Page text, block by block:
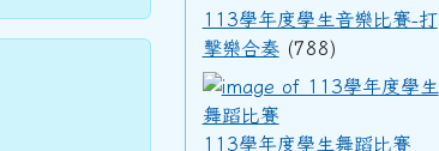
113學年度學生音樂比賽-打
擊樂合奏(788)
113學年度學生舞蹈比賽